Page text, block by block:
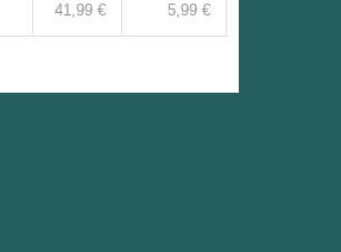
41,99 € 5,99 €